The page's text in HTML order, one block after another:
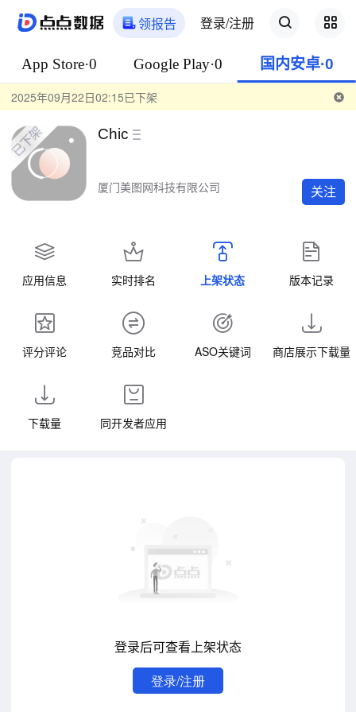
领报告 登录/注册
App Store·0 Google Play·0 国内安卓·0
2025年09月22日02:15已下架
Chic
厦门美图网科技有限公司 关注
应用信息 实时排名 上架状态 版本记录
评分评论 竞品对比 ASO关键词 商店展示下载量
下载量 同开发者应用
登录后可查看上架状态
登录/注册